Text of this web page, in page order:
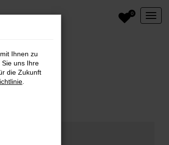
0
Ihnen zu
uns Ihre
die Zukunft